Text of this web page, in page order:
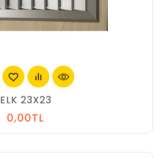
ELK 23X23
0,00TL